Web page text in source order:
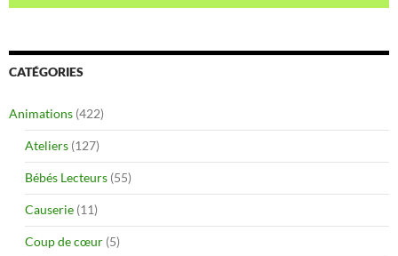
CATÉGORIES
Animations (422)
Ateliers (127)
Bébés Lecteurs (55)
Causerie (11)
Coup de cœur (5)